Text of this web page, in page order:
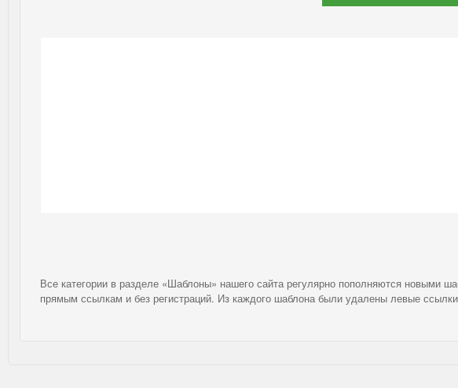
Все категории в разделе «Шаблоны» нашего сайта регулярно пополняются новыми
прямым ссылкам и без регистраций. Из каждого шаблона были удалены левые